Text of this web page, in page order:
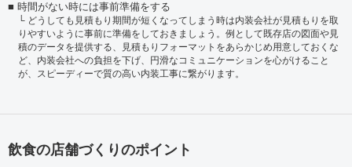
時間がない時には事前準備をする
どうしても見積もり期間が短くなってしまう時は内装会社が見積もりを取
りやすいように事前に準備をしておきましょう。例として既存店の図面や見
積のデータを提供する、見積もりフォーマットをあらかじめ用意しておくな
ど、内装会社への負担を下げ、円滑なコミュニケーションを心がけること
が、スピーディーで質の高い内装工事に繋がります。
飲食の店舗づくりのポイント